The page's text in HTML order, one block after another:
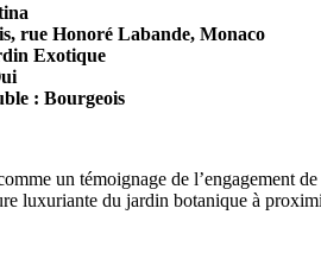
rue Honoré Labande, Monaco
Exotique
: Bourgeois
un témoignage de l’engagement
luxuriante du jardin botanique à